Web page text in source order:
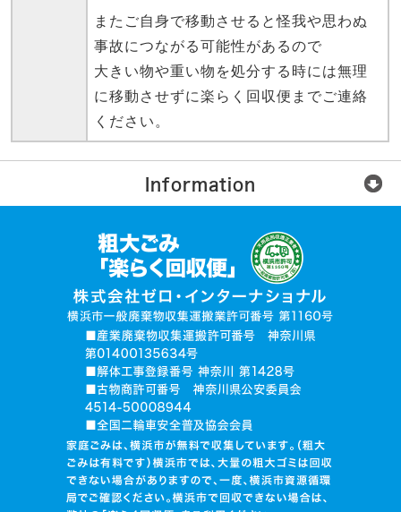
またご自身で移動させると怪我や思わぬ
事故につながる可能性があるので
大きい物や重い物を処分する時には無理
に移動させずに楽らく回収便までご連絡
ください。
Information
ご利用の流れ
運営会社
無許可業者に注意
お電話でお見積り依頼
品目入力で見積り依頼
写真で見積り依頼